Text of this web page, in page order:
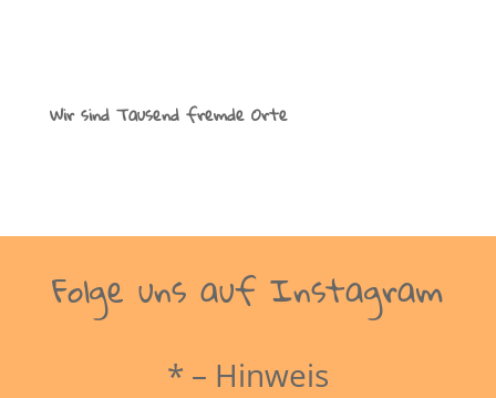
Wir sind Tausend fremde Orte
Folge uns auf Instagram
* – Hinweis